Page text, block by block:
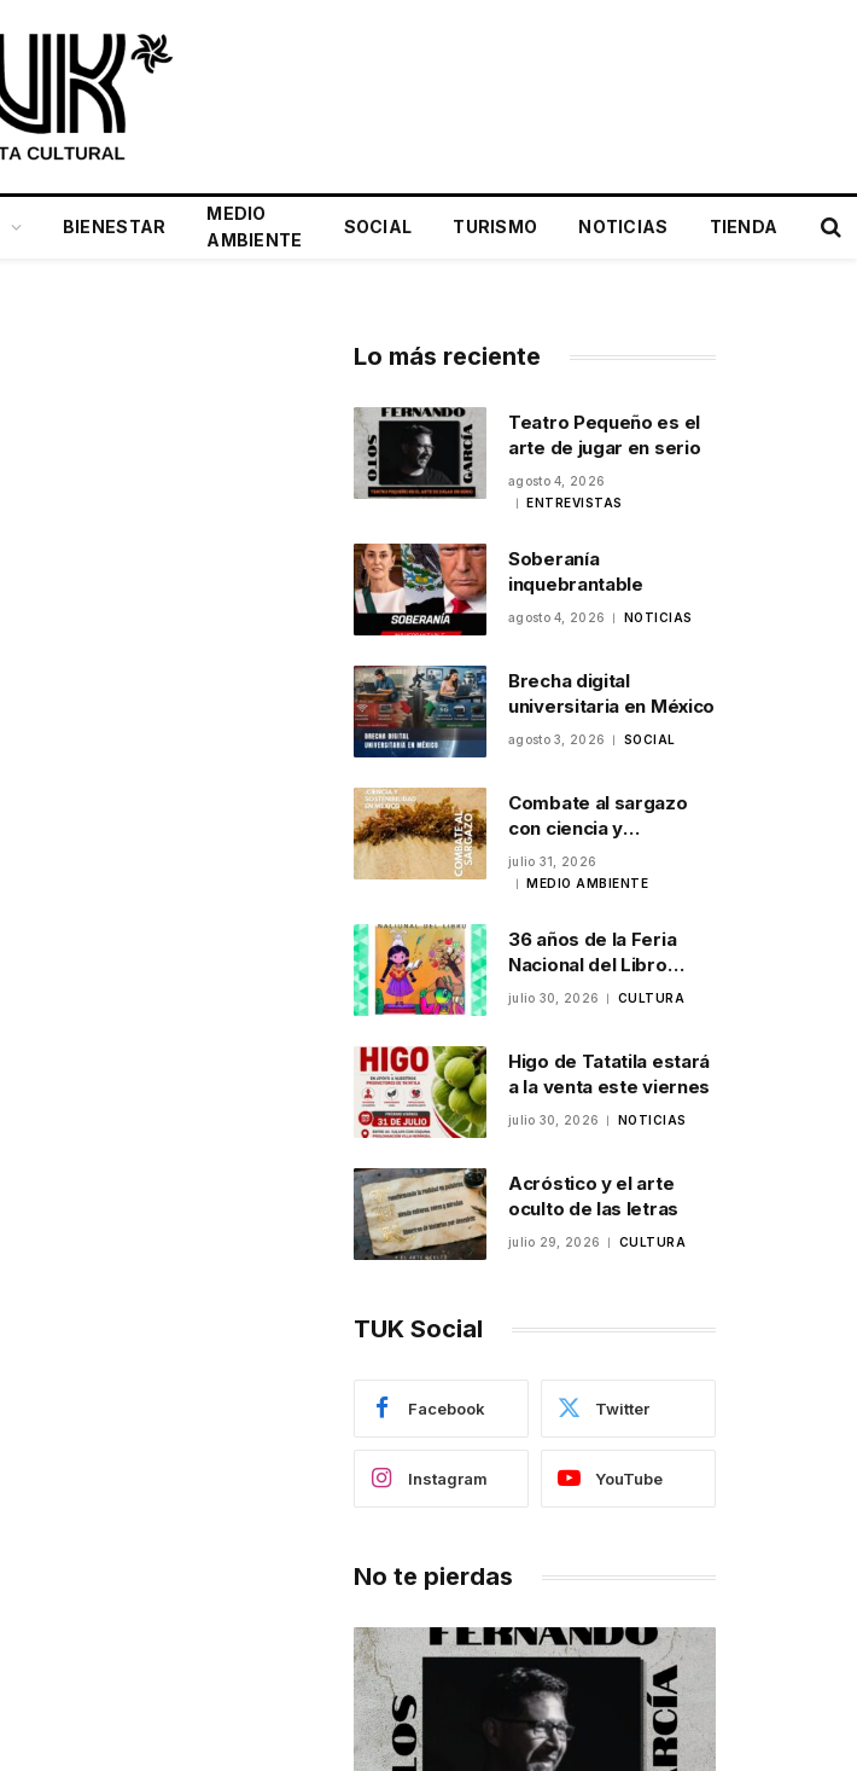
BIENESTAR
MEDIO
AMBIENTE
SOCIAL TURISMO NOTICIAS TIENDA
Lo más reciente
Teatro Pequeño es el
arte de jugar en serio
agosto 4, 2026
ENTREVISTAS
Soberanía
inquebrantable
agosto 4, 2026 NOTICIAS
Brecha digital
universitaria en México
agosto 3, 2026 SOCIAL
Combate al sargazo
con ciencia y
sostenibilidad en
México
julio 31, 2026
MEDIO AMBIENTE
36 años de la Feria
Nacional del Libro
Infantil y Juvenil en
julio 30, 2026 CULTURA
Higo de Tatatila estará
a la venta este viernes
julio 30, 2026 NOTICIAS
Acróstico y el arte
oculto de las letras
julio 29, 2026 CULTURA
TUK Social
Facebook Twitter
Instagram YouTube
No te pierdas